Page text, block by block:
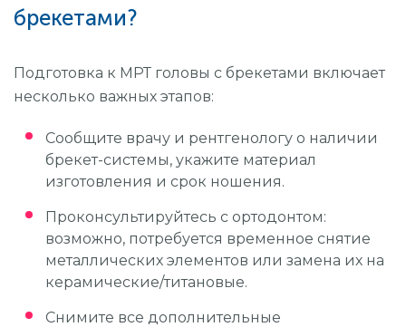
брекетами?
Подготовка к МРТ головы с брекетами включает
несколько важных этапов:
Сообщите врачу и рентгенологу о наличии
брекет-системы, укажите материал
изготовления и срок ношения.
Проконсультируйтесь с ортодонтом:
возможно, потребуется временное снятие
металлических элементов или замена их на
керамические/титановые.
Снимите все дополнительные